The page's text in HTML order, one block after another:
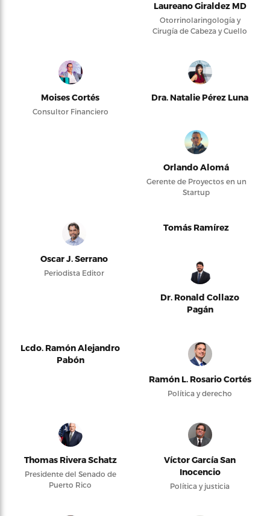
Laureano Giraldez MD
Otorrinolaringología y
Cirugía de Cabeza y Cuello
Moises Cortés
Consultor Financiero
Dra. Natalie Pérez Luna
Orlando Alomá
Gerente de Proyectos en un
Startup
Oscar J. Serrano
Periodista Editor
Tomás Ramírez
Dr. Ronald Collazo
Pagán
Lcdo. Ramón Alejandro
Pabón
Ramón L. Rosario Cortés
Política y derecho
Thomas Rivera Schatz
Presidente del Senado de
Puerto Rico
Víctor García San
Inocencio
Política y justicia